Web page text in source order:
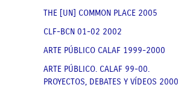
THE [UN] COMMON PLACE 2005
CLF-BCN 01-02 2002
ARTE PÚBLICO CALAF 1999-2000
ARTE PÚBLICO. CALAF 99-00.
PROYECTOS, DEBATES Y VÍDEOS 2000